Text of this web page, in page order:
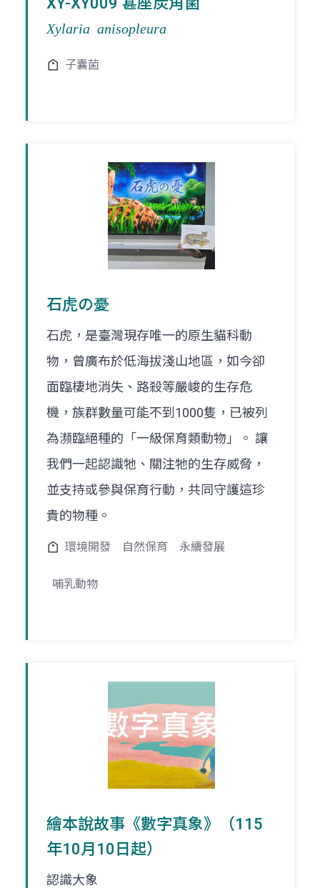
Xylaria anisopleura
子囊菌
石虎の憂
石虎，是臺灣現存唯一的原生貓科動
物，曾廣布於低海拔淺山地區，如今卻
面臨棲地消失、路殺等嚴峻的生存危
機，族群數量可能不到1000隻，已被列
為瀕臨絕種的「一級保育類動物」。 讓
我們一起認識牠、關注牠的生存威脅，
並支持或參與保育行動，共同守護這珍
貴的物種。
環境開發 自然保育 永續發展
哺乳動物
繪本說故事《數字真象》（115
年10月10日起）
認識大象